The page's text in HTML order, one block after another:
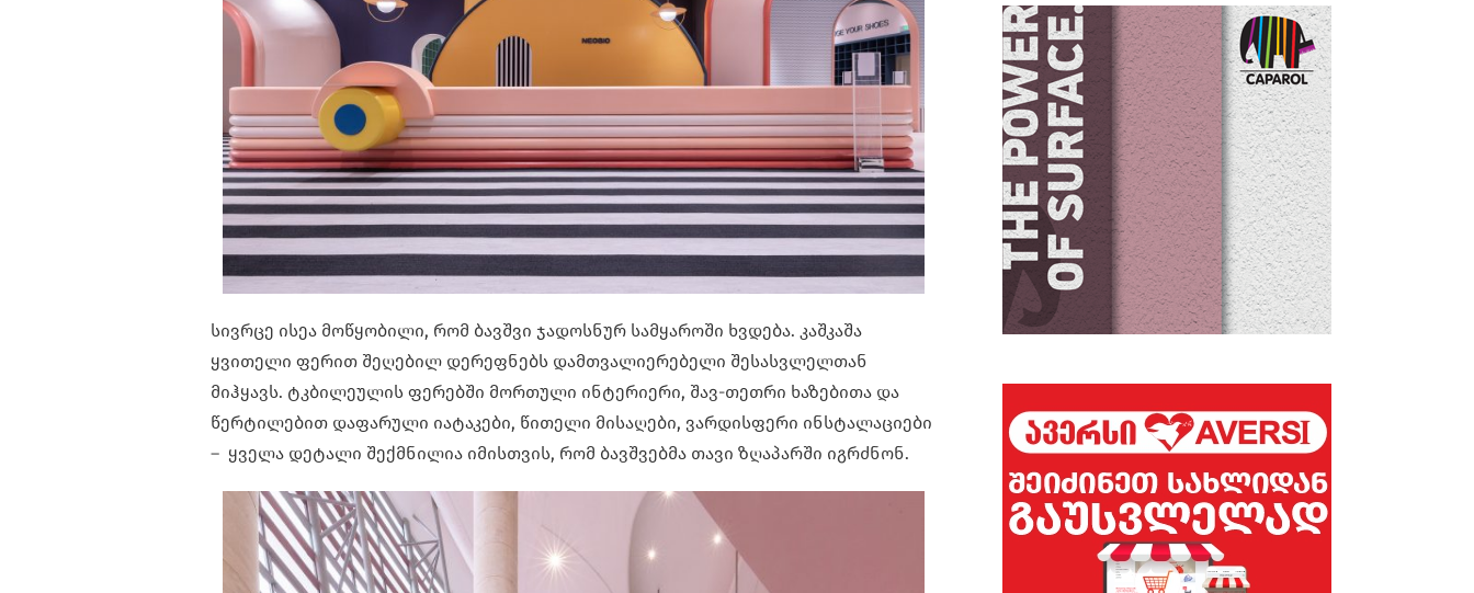
სივრცე ისეა მოწყობილი, რომ ბავშვი ჯადოსნურ სამყაროში ხვდება. კაშკაშა
ყვითელი ფერით შეღებილ დერეფნებს დამთვალიერებელი შესასვლელთან
მიჰყავს. ტკბილეულის ფერებში მორთული ინტერიერი, შავ-თეთრი ხაზებითა და
წერტილებით დაფარული იატაკები, წითელი მისაღები, ვარდისფერი ინსტალაციები
– ყველა დეტალი შექმნილია იმისთვის, რომ ბავშვებმა თავი ზღაპარში იგრძნონ.